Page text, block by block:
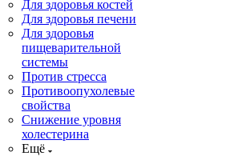
Для здоровья костей
Для здоровья печени
Для здоровья
пищеварительной
системы
Против стресса
Противоопухолевые
свойства
Снижение уровня
холестерина
Ещё